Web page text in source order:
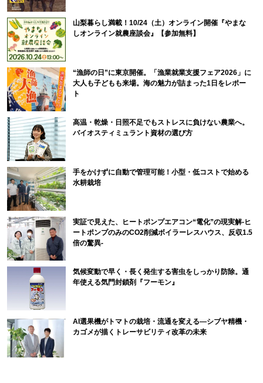
山梨暮らし満載！10/24（土）オンライン開催『やまな
しオンライン就農座談会』【参加無料】
“漁師の日”に東京開催。「漁業就業支援フェア2026」に
大人も子どもも来場。海の魅力が詰まった1日をレポー
ト
高温・乾燥・日照不足でもストレスに負けない農業へ。
バイオスティミュラント資材の選び方
手をかけずに自動で管理可能！小型・低コストで始める
水耕栽培
実証で見えた、ヒートポンプエアコン“電化”の現実解-ヒ
ートポンプのみのCO2削減ボイラーレスハウス、反収1.5
倍の驚異-
気候変動で早く・長く発生する害虫をしっかり防除。通
年使える気門封鎖剤『フーモン』
AI選果機がトマトの栽培・流通を変える―シブヤ精機・
カゴメが描くトレーサビリティ改革の未来